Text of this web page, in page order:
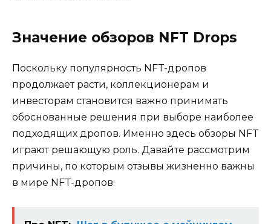
Значение обзоров NFT Drops
Поскольку популярность NFT-дропов
продолжает расти, коллекционерам и
инвесторам становится важно принимать
обоснованные решения при выборе наиболее
подходящих дропов. Именно здесь обзоры NFT
играют решающую роль. Давайте рассмотрим
причины, по которым отзывы жизненно важны
в мире NFT-дропов: